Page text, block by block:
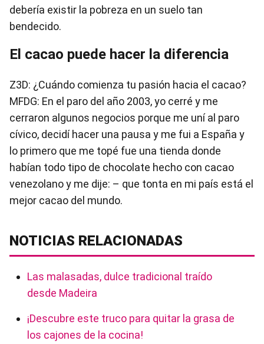
debería existir la pobreza en un suelo tan
bendecido.
El cacao puede hacer la diferencia
Z3D: ¿Cuándo comienza tu pasión hacia el cacao?
MFDG: En el paro del año 2003, yo cerré y me
cerraron algunos negocios porque me uní al paro
cívico, decidí hacer una pausa y me fui a España y
lo primero que me topé fue una tienda donde
habían todo tipo de chocolate hecho con cacao
venezolano y me dije: – que tonta en mi país está el
mejor cacao del mundo.
NOTICIAS RELACIONADAS
Las malasadas, dulce tradicional traído
desde Madeira
¡Descubre este truco para quitar la grasa de
los cajones de la cocina!